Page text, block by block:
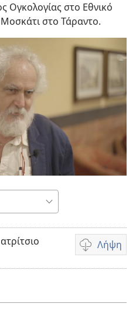
Ογκολογίας στο Εθνικό
στο Τάραντο.
Λήψη
Επιλογές
λήψης